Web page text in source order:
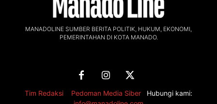
MANADOLINE SUMBER BERITA POLITIK, HUKUM, EKONOMI,
PEMERINTAHAN DI KOTA MANADO.
Tim Redaksi Pedoman Media Siber
Hubungi kami: